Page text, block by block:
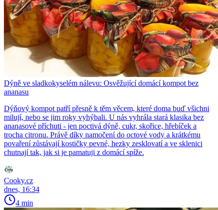
Dýně ve sladkokyselém nálevu: Osvěžující domácí kompot bez
ananasu
Dýňový kompot patří přesně k těm věcem, které doma buď všichni
milují, nebo se jim roky vyhýbali. U nás vyhrála stará klasika bez
ananasové příchuti - jen poctivá dýně, cukr, skořice, hřebíček a
trocha citronu. Právě díky namočení do octové vody a krátkému
povaření zůstávají kostičky pevné, hezky zesklovatí a ve sklenici
chutnají tak, jak si je pamatuji z domácí spíže.
Cooky.cz
dnes, 16:34
4 min